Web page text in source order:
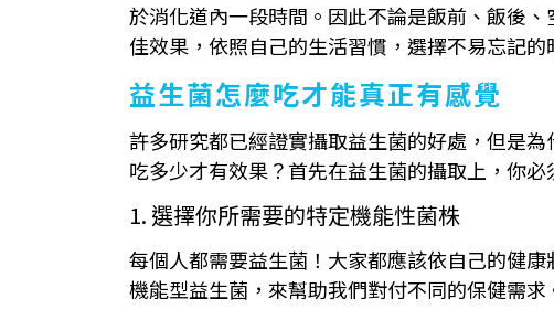
於消化道內一段時間。因此不論是飯前、飯後
佳效果，依照自己的生活習慣，選擇不易忘記
益生菌怎麼吃才能真正有感覺
許多研究都已經證實攝取益生菌的好處，但是
吃多少才有效果？首先在益生菌的攝取上，你必
1. 選擇你所需要的特定機能性菌株
每個人都需要益生菌！大家都應該依自己的健
機能型益生菌，來幫助我們對付不同的保健需求